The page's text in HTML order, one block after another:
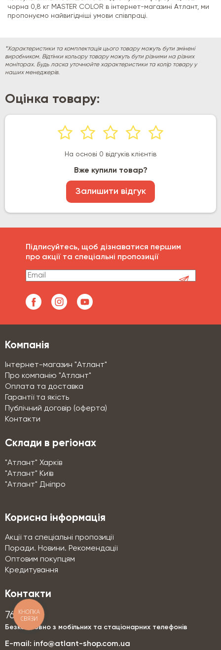
чорна 0,8 кг MASTER COLOR в інтернет-магазині Атлант, ми
пропонуємо найвигідніші умови співпраці.
*Характеристики та комплектація цього товару можуть бути змінені
виробником. Відтінки кольору товару можуть бути різними на різних
моніторах. Будь ласка уточнюйте характеристики та колір товару у
наших менеджерів.
Оцінка товару:
На основі 0 відгуків клієнтів
Вже купили товар?
Залишити відгук
Підписуйтесь, щоб дізнаватися першим
про акції та спеціальні пропозиції
Компанія
Інтернет-магазин "Атлант"
Про компанію "Атлант"
Оплата та доставка
Гарантії та якість
Публічний договір (оферта)
Контакти
Склади в регіонах
"Атлант" Харків
"Атлант" Київ
"Атлант" Дніпро
Корисна інформація
Акції та спеціальні пропозиції
Поради. Новини. Рекомендації
Оптовим покупцям
Кредитування
Контакти
76-76
Безкоштовно з мобільних та стаціонарних телефонів
E-mail: info@atlant-shop.com.ua
КНОПКА
СВЯЗИ